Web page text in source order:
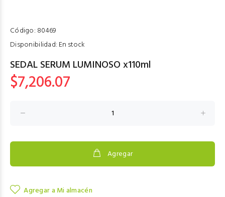
Código: 80469
Disponibilidad: En stock
SEDAL SERUM LUMINOSO x110ml
$7,206.07
Agregar
Agregar a Mi almacén